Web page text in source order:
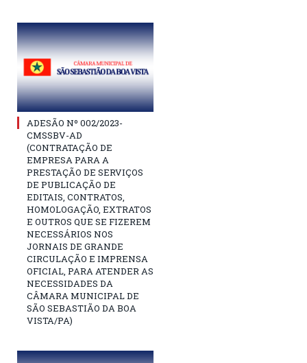
ADESÃO Nº 002/2023-
CMSSBV-AD
(CONTRATAÇÃO DE
EMPRESA PARA A
PRESTAÇÃO DE SERVIÇOS
DE PUBLICAÇÃO DE
EDITAIS, CONTRATOS,
HOMOLOGAÇÃO, EXTRATOS
E OUTROS QUE SE FIZEREM
NECESSÁRIOS NOS
JORNAIS DE GRANDE
CIRCULAÇÃO E IMPRENSA
OFICIAL, PARA ATENDER AS
NECESSIDADES DA
CÂMARA MUNICIPAL DE
SÃO SEBASTIÃO DA BOA
VISTA/PA)